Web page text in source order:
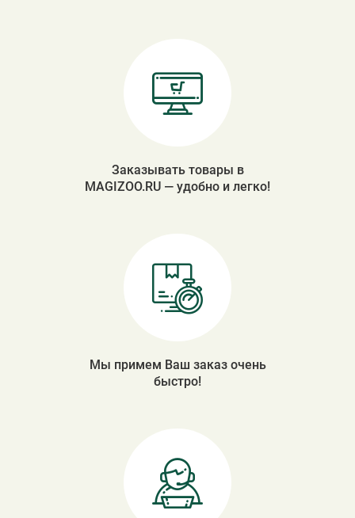
Заказывать товары в
MAGIZOO.RU — удобно и легко!
Мы примем Ваш заказ очень
быстро!